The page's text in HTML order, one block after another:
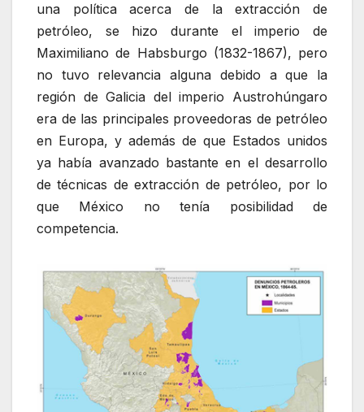
una política acerca de la extracción de
petróleo, se hizo durante el imperio de
Maximiliano de Habsburgo (1832-1867), pero
no tuvo relevancia alguna debido a que la
región de Galicia del imperio Austrohúngaro
era de las principales proveedoras de petróleo
en Europa, y además de que Estados unidos
ya había avanzado bastante en el desarrollo
de técnicas de extracción de petróleo, por lo
que México no tenía posibilidad de
competencia.